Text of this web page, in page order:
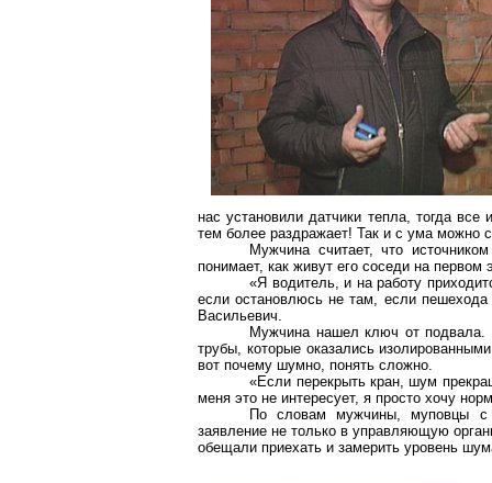
нас установили датчики тепла, тогда
тем более раздражает! Так и с ума можно
Мужчина считает, что
понимает, как живут его соседи на
«Я водитель, и на работу
если остановлюсь не там, если
Васильевич.
Мужчина нашел ключ от подвала.
трубы, которые оказались
вот почему шумно, понять сложно.
«Если перекрыть кран, шум
меня это не интересует, я просто хочу
По словам мужчины, муповцы с
заявление не только в управляющую
обещали приехать и замерить уровень